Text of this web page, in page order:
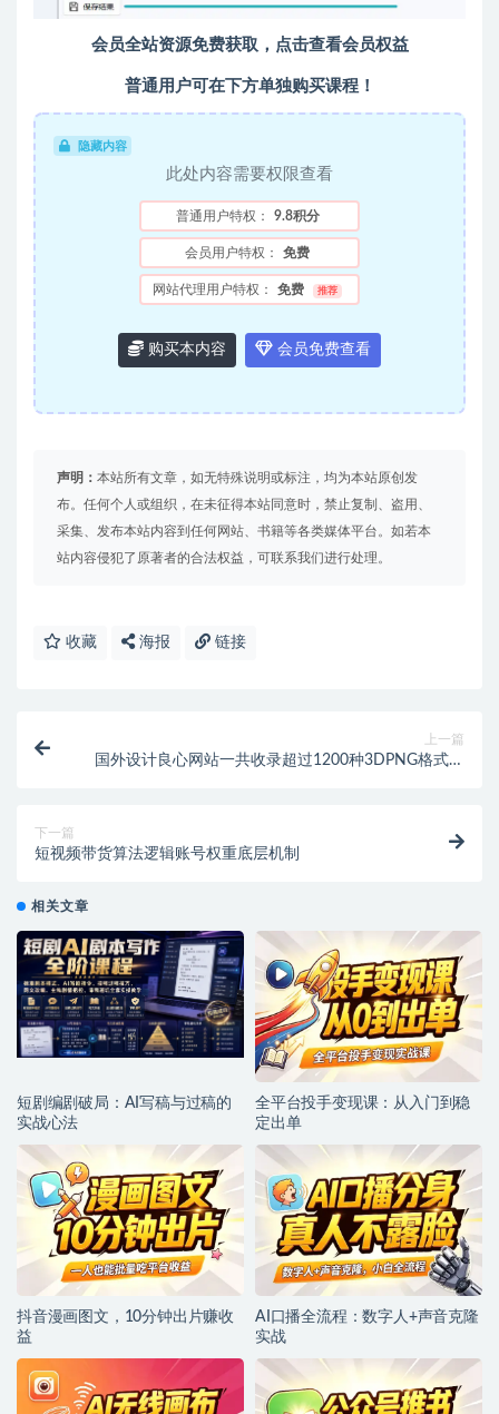
会员全站资源免费获取，点击查看会员权益
普通用户可在下方单独购买课程！
隐藏内容
此处内容需要权限查看
普通用户特权： 9.8积分
会员用户特权： 免费
网站代理用户特权： 免费 推荐
购买本内容 会员免费查看
声明： 本站所有文章，如无特殊说明或标注，均为本站原创发
布。任何个人或组织，在未征得本站同意时，禁止复制、盗用、
采集、发布本站内容到任何网站、书籍等各类媒体平台。如若本
站内容侵犯了原著者的合法权益，可联系我们进行处理。
收藏 海报 链接
上一篇
国外设计良心网站一共收录超过1200种3DPNG格式图
下一篇
短视频带货算法逻辑账号权重底层机制
相关文章
短剧编剧破局：AI写稿与过稿的
实战心法
全平台投手变现课：从入门到稳
定出单
抖音漫画图文，10分钟出片赚收
益
AI口播全流程：数字人+声音克隆
实战